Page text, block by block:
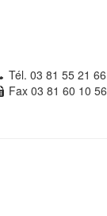
Tél. 03 81 55 21 66
Fax 03 81 60 10 56